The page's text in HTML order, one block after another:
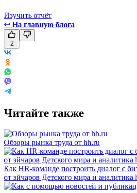
Изучить отчёт
↩ На главную блога
2
Читайте также
Обзоры рынка труда от hh.ru
Как HR-команде построить диалог с
от эйчаров Детского мира и аналитика